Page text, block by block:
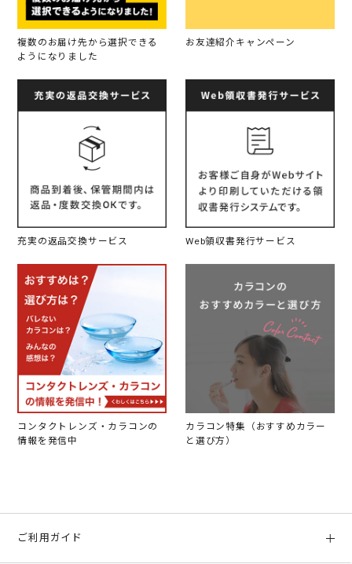
複数のお届け先から選択できる
ようになりました
お友達紹介キャンペーン
充実の返品交換サービス Web領収書発行サービス
コンタクトレンズ・カラコンの
情報を発信中
カラコン特集（おすすめカラー
と選び方）
ご利用ガイド